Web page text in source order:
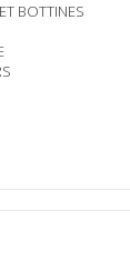
BOTTINES